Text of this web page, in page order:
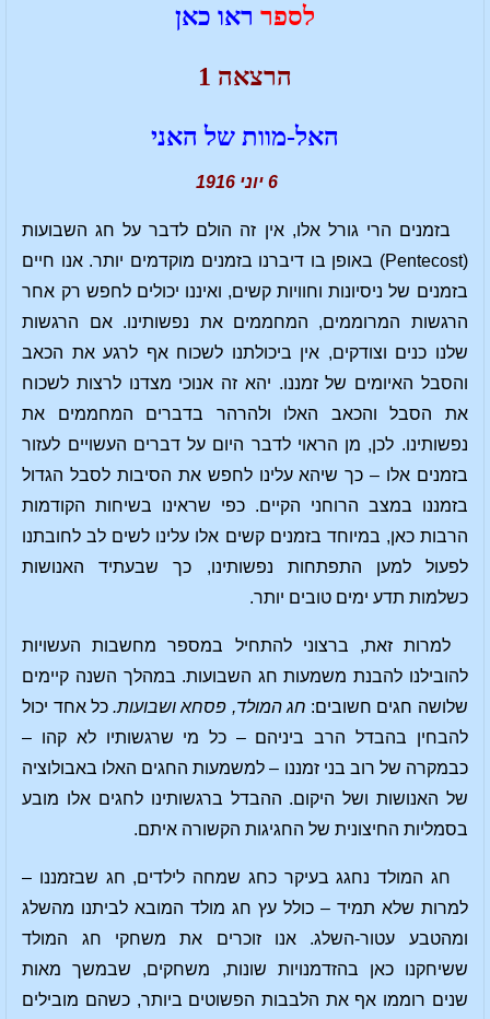
לספר ראו כאן
הרצאה 1
האל-מוות של האני
6 יוני 1916
בזמנים הרי גורל אלו, אין זה הולם לדבר על חג השבועות
(Pentecost) באופן בו דיברנו בזמנים מוקדמים יותר. אנו חיים
בזמנים של ניסיונות וחוויות קשים, ואיננו יכולים לחפש רק אחר
הרגשות המרוממים, המחממים את נפשותינו. אם הרגשות
שלנו כנים וצודקים, אין ביכולתנו לשכוח אף לרגע את הכאב
והסבל האיומים של זמננו. יהא זה אנוכי מצדנו לרצות לשכוח
את הסבל והכאב האלו ולהרהר בדברים המחממים את
נפשותינו. לכן, מן הראוי לדבר היום על דברים העשויים לעזור
בזמנים אלו – כך שיהא עלינו לחפש את הסיבות לסבל הגדול
בזמננו במצב הרוחני הקיים. כפי שראינו בשיחות הקודמות
הרבות כאן, במיוחד בזמנים קשים אלו עלינו לשים לב לחובתנו
לפעול למען התפתחות נפשותינו, כך שבעתיד האנושות
כשלמות תדע ימים טובים יותר.
למרות זאת, ברצוני להתחיל במספר מחשבות העשויות
להובילנו להבנת משמעות חג השבועות. במהלך השנה קיימים
שלושה חגים חשובים: חג המולד, פסחא ושבועות.כל אחד יכול
להבחין בהבדל הרב ביניהם – כל מי שרגשותיו לא קהו –
כבמקרה של רוב בני זמננו – למשמעות החגים האלו באבולוציה
של האנושות ושל היקום. ההבדל ברגשותינו לחגים אלו מובע
בסמליות החיצונית של החגיגות הקשורה איתם.
חג המולד נחגג בעיקר כחג שמחה לילדים, חג שבזמננו –
למרות שלא תמיד – כולל עץ חג מולד המובא לביתנו מהשלג
ומהטבע עטור-השלג. אנו זוכרים את משחקי חג המולד
ששיחקנו כאן בהזדמנויות שונות, משחקים, שבמשך מאות
שנים רוממו אף את הלבבות הפשוטים ביותר, כשהם מובילים